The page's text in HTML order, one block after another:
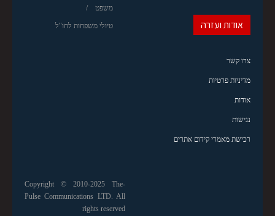
משפט
טיולי משפחות לחו"ל אודות ועזרה
צרו קשר
מדיניות פרטיות
אודות
נגישות
רכישת מאמרי קידום אתרים
Copyright © 2010-2025 The-
Pulse Communications LTD. All
rights reserved